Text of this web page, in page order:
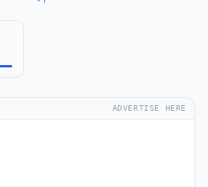
ADVERTISE HERE